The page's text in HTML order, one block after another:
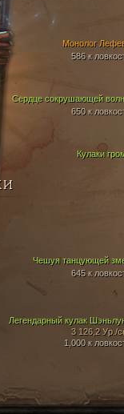
Сердце сокрушающей
650 к
Кулаки
Монолог
586 к
Чешуя танцующей
645 к
Легендарный кулак
3 126,2 Ур./
1,000 к